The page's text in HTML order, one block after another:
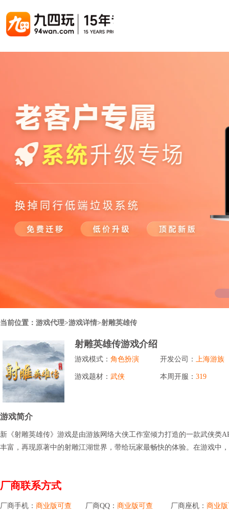
页游联运系统
H5游戏联运系统
游戏联运系统（海外版）
支持多国语言，多种国际支付
行业对比
PC官网
游戏APP
后台管理系统
游戏、玩家、资金一站管理
推广员系统
一键贴牌，快速发展加盟商
聚合盒子PC端
全新UI上线，引流新利器
上千款游戏，款款吸金
热门游戏、大厂游戏、高分成
千款热门游戏，精品热推
94智投
陪玩PC官网
陪玩APP
陪玩后台管理系统
一站式管理陪玩技师/订单/玩家数据...
游戏开播助手
当前位置： 游戏代理>游戏详情>射雕英雄传
射雕英雄传游戏介绍
游戏模式： 角色扮演 开发公司： 上海游族
游戏题材： 武侠 本周开服： 319
游戏简介
新《射雕英雄传》游戏是由游族网络大侠工作室倾力打造的一款武侠类
丰富，再现原著中的射雕江湖世界，带给玩家最畅快的体验。在游戏中
厂商联系方式
厂商手机： 商业版可查 厂商QQ： 商业版可查 厂商座机： 商业